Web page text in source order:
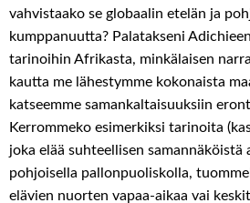
vahvistaako se globaalin etelän ja
kumppanuutta? Palatakseni
tarinoihin Afrikasta, minkälaisen
kautta me lähestymme kokonaista
katseemme samankaltaisuuksiin
Kerrommeko esimerkiksi tarinoita
joka elää suhteellisen samannäköistä
pohjoisella pallonpuoliskolla,
elävien nuorten vapaa-aikaa vai